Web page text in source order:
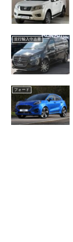
並行輸入中古車
フォード